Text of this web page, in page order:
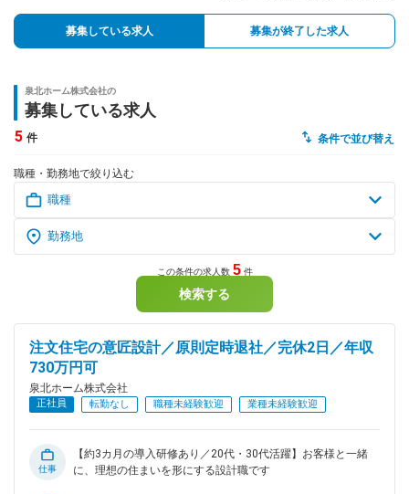
知りたい・聞きたい
専門サイト
対応時間：10:00～22:00(日曜・年末年始を除く)
自動案内は24時間365日対応
転職の「モヤモヤ」、一人で悩まず
気軽に相談してみませんか？
dodaの使い方は？
ヘルプ サイトマップ
募集している求人 募集が終了した求人
泉北ホーム株式会社の
募集している求人
5 件 条件で並び替え
職種・勤務地で絞り込む
この条件の求人数 5件
検索する
注文住宅の意匠設計／原則定時退社／完休2日／年収
730万円可
泉北ホーム株式会社
正社員 転勤なし 職種未経験歓迎 業種未経験歓迎
仕事
【約3カ月の導入研修あり／20代・30代活躍】お客様と一緒
に、理想の住まいを形にする設計職です